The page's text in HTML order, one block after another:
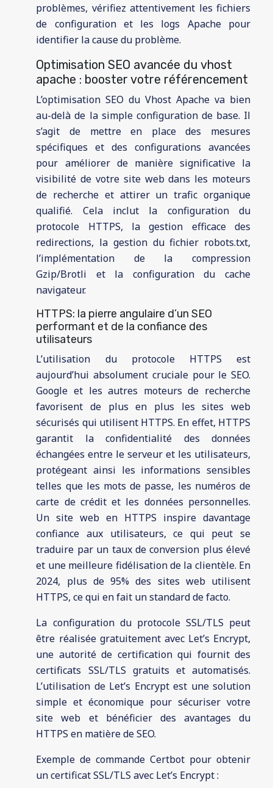
problèmes, vérifiez attentivement les fichiers
de configuration et les logs Apache pour
identifier la cause du problème.
Optimisation SEO avancée du vhost
apache : booster votre référencement
L’optimisation SEO du Vhost Apache va bien
au-delà de la simple configuration de base. Il
s’agit de mettre en place des mesures
spécifiques et des configurations avancées
pour améliorer de manière significative la
visibilité de votre site web dans les moteurs
de recherche et attirer un trafic organique
qualifié. Cela inclut la configuration du
protocole HTTPS, la gestion efficace des
redirections, la gestion du fichier robots.txt,
l’implémentation de la compression
Gzip/Brotli et la configuration du cache
navigateur.
HTTPS: la pierre angulaire d’un SEO
performant et de la confiance des
utilisateurs
L’utilisation du protocole HTTPS est
aujourd’hui absolument cruciale pour le SEO.
Google et les autres moteurs de recherche
favorisent de plus en plus les sites web
sécurisés qui utilisent HTTPS. En effet, HTTPS
garantit la confidentialité des données
échangées entre le serveur et les utilisateurs,
protégeant ainsi les informations sensibles
telles que les mots de passe, les numéros de
carte de crédit et les données personnelles.
Un site web en HTTPS inspire davantage
confiance aux utilisateurs, ce qui peut se
traduire par un taux de conversion plus élevé
et une meilleure fidélisation de la clientèle. En
2024, plus de 95% des sites web utilisent
HTTPS, ce qui en fait un standard de facto.
La configuration du protocole SSL/TLS peut
être réalisée gratuitement avec Let’s Encrypt,
une autorité de certification qui fournit des
certificats SSL/TLS gratuits et automatisés.
L’utilisation de Let’s Encrypt est une solution
simple et économique pour sécuriser votre
site web et bénéficier des avantages du
HTTPS en matière de SEO.
Exemple de commande Certbot pour obtenir
un certificat SSL/TLS avec Let’s Encrypt :